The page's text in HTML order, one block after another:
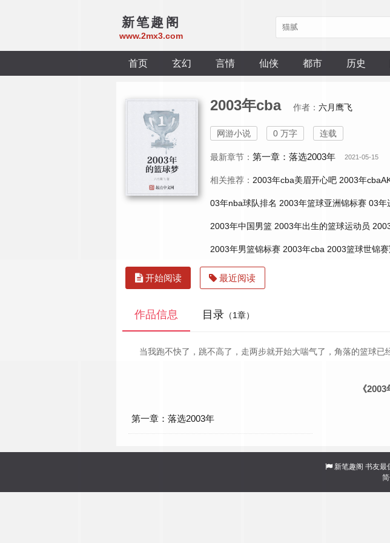
新笔趣阁
www.2mx3.com
首页 玄幻 言情 仙侠 都市 历史
2003年cba 作者： 六月鹰飞
网游小说 0 万字 连载
最新章节： 第一章：落选2003年 2021-05-15
相关推荐： 2003年cba美眉开心吧 2003年
03年nba球队排名 2003年篮球亚洲锦标赛 03年
2003年中国男篮 2003年出生的篮球运动员
2003年男篮锦标赛 2003年cba 2003篮球世锦
开始阅读 最近阅读
作品信息 目录 （1章）
当我跑不快了，跳不高了，走两步就开始大喘气了，角落的篮球已
《
第一章：落选2003年
新笔趣阁 书友最